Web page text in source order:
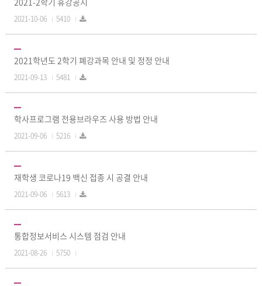
2021-10-06 5410
2021학년도 2학기 폐강과목 안내 및 정정 안내
2021-09-13 5481
학사프로그램 전용브라우즈 사용 방법 안내
2021-09-06 5216
재학생 코로나19 백신 접종 시 공결 안내
2021-09-06 5613
통합정보서비스 시스템 점검 안내
2021-08-26 5750